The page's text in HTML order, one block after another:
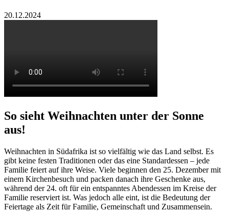
20.12.2024
So sieht Weihnachten unter der Sonne
aus!
Weihnachten in Südafrika ist so vielfältig wie das Land selbst. Es
gibt keine festen Traditionen oder das eine Standardessen – jede
Familie feiert auf ihre Weise. Viele beginnen den 25. Dezember mit
einem Kirchenbesuch und packen danach ihre Geschenke aus,
während der 24. oft für ein entspanntes Abendessen im Kreise der
Familie reserviert ist. Was jedoch alle eint, ist die Bedeutung der
Feiertage als Zeit für Familie, Gemeinschaft und Zusammensein.